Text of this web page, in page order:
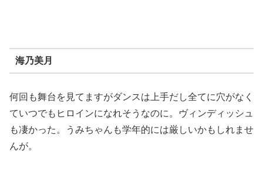
海乃美月
何回も舞台を見てますがダンスは上手だし全てに穴がなく
ていつでもヒロインになれそうなのに。ヴィンディッシュ
も凄かった。うみちゃんも学年的には厳しいかもしれませ
んが。